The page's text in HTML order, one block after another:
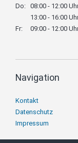
Do: 08:00 - 12:00
13:00 - 16:00
Fr:
09:00 - 12:00
Navigation
Navigation
überspringen
Kontakt
Datenschutz
Impressum